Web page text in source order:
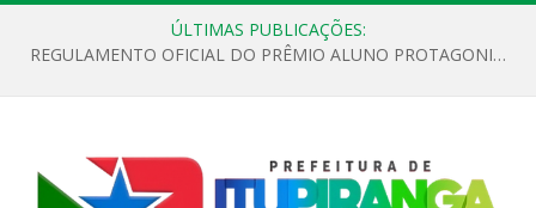
ÚLTIMAS PUBLICAÇÕES:
REGULAMENTO OFICIAL DO PRÊMIO ALUNO PROTAGONISTA – EDIÇÃO 2026